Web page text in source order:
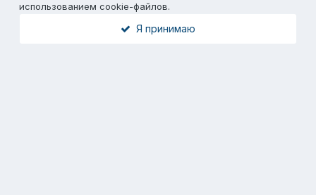
использованием cookie-файлов.
Я принимаю